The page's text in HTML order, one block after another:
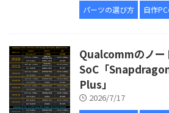
パーツの選び方 自作
Qualcommのノー
SoC「
Plus」
2026/7/17